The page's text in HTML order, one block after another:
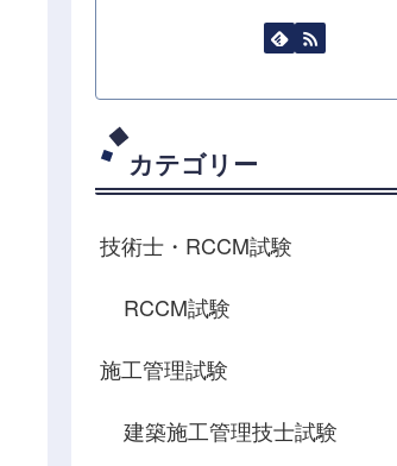
カテゴリー
技術士・RCCM試験
RCCM試験
施工管理試験
建築施工管理技士試験